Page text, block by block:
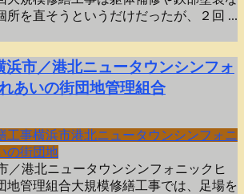
所を直そうというだけだったが、２回 ...
市／港北ニュータウンシンフォ
あいの街団地管理組合
工事横浜市港北ニュータウンシンフォニ
の街団地
／港北ニュータウンシンフォニックヒ
地管理組合大規模修繕工事では、足場を